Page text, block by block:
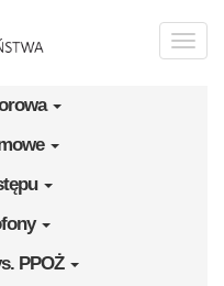
Toggle
PPOŻ